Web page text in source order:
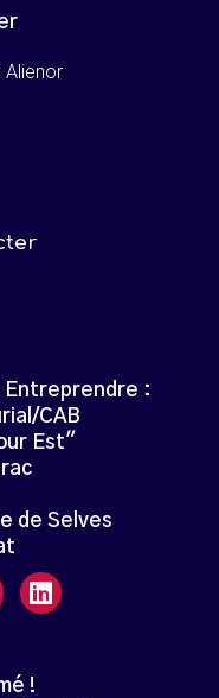
Alienor
Entreprendre :
CAB
Est"
de Selves
!